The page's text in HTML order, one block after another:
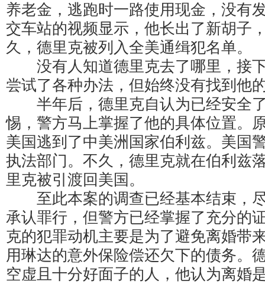
养老金，逃跑时一路使用现金，没有
交车站的视频显示，他长出了新胡子
久，德里克被列入全美通缉犯名单。
没有人知道德里克去了哪里，接
尝试了各种办法，但始终没有找到他
半年后，德里克自认为已经安全
惕，警方马上掌握了他的具体位置。
美国逃到了中美洲国家伯利兹。美国
执法部门。不久，德里克就在伯利兹
里克被引渡回美国。
至此本案的调查已经基本结束，
承认罪行，但警方已经掌握了充分的
克的犯罪动机主要是为了避免离婚带
用琳达的意外保险偿还欠下的债务。
空虚且十分好面子的人，他认为离婚